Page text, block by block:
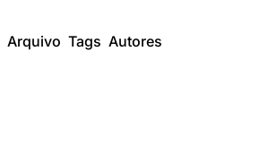
Arquivo Tags Autores